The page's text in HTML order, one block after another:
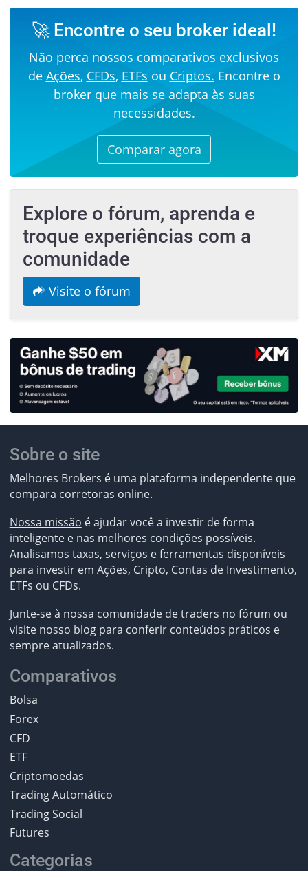
🚀 Encontre o seu broker ideal!
Não perca nossos comparativos exclusivos
de Ações, CFDs, ETFs ou Criptos. Encontre o
broker que mais se adapta às suas
necessidades.
Comparar agora
Explore o fórum, aprenda e
troque experiências com a
comunidade
Visite o fórum
Sobre o site
Melhores Brokers é uma plataforma independente que
compara corretoras online.
Nossa missão é ajudar você a investir de forma
inteligente e nas melhores condições possíveis.
Analisamos taxas, serviços e ferramentas disponíveis
para investir em Ações, Cripto, Contas de Investimento,
ETFs ou CFDs.
Junte-se à nossa comunidade de traders no fórum ou
visite nosso blog para conferir conteúdos práticos e
sempre atualizados.
Comparativos
Bolsa
Forex
CFD
ETF
Criptomoedas
Trading Automático
Trading Social
Futures
Categorias